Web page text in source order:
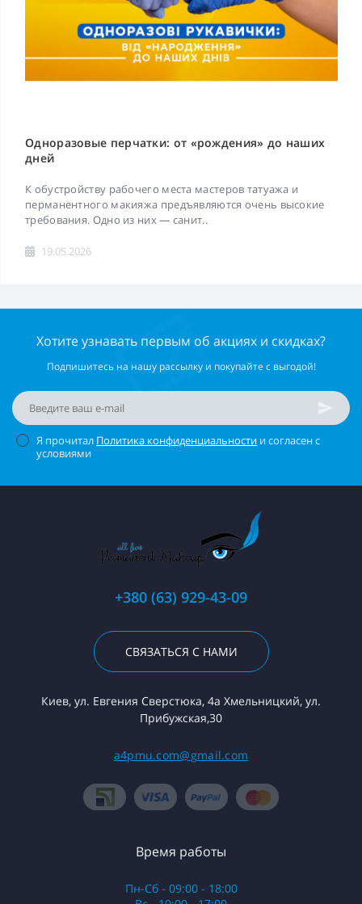
Одноразовые перчатки: от «рождения» до наших
дней
К обустройству рабочего места мастеров татуажа и
перманентного макияжа предъявляются очень высокие
требования. Одно из них — санит..
19.05.2026
Хотите узнавать первым об акциях и скидках?
Подпишитесь на нашу рассылку и покупайте с выгодой!
Я прочитал Политика конфиденциальности и согласен с
условиями
+380 (63) 929-43-09
СВЯЗАТЬСЯ С НАМИ
Киев, ул. Евгения Сверстюка, 4а Хмельницкий, ул.
Прибужская,30
a4pmu.com@gmail.com
Время работы
Пн-Сб - 09:00 - 18:00